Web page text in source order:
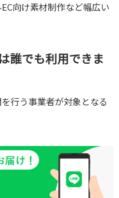
向け素材制作など幅広い
誰でも利用できま
行う事業者が対象となる